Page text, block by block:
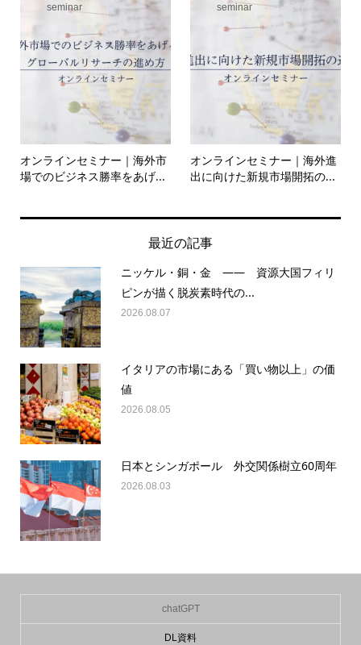
seminar
オンラインセミナー｜海外市
場でのビジネス勝率をあげ...
seminar
オンラインセミナー｜海外進
出に向けた新規市場開拓の...
最近の記事
ニッケル・銅・金 —— 資源大国フィリ
ピンが描く脱炭素時代の...
2026.08.07
イタリアの市場にある「買い物以上」の価
値
2026.08.05
日本とシンガポール 外交関係樹立60周年
2026.08.03
chatGPT
DL資料